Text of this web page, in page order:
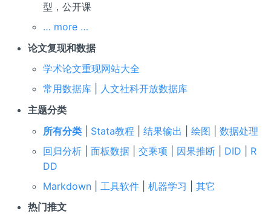
型，公开课
… more …
论文复现和数据
学术论文重现网站大全
常用数据库
人文社科开放数据库
主题分类
所有分类
Stata教程 |结果输出 |绘图 |数据处理
回归分析 |面板数据 |交乘项 因果推断 DID
R
DD
Markdown
工具软件 |机器学习 |其它
热门推文